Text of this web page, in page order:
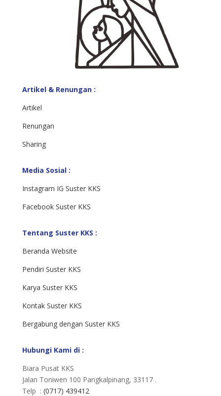
Artikel & Renungan :
Artikel
Renungan
Sharing
Media Sosial :
Instagram IG Suster KKS
Facebook Suster KKS
Tentang Suster KKS :
Beranda Website
Pendiri Suster KKS
Karya Suster KKS
Kontak Suster KKS
Bergabung dengan Suster KKS
Hubungi Kami di :
Biara Pusat KKS
Jalan Toniwen 100 Pangkalpinang, 33117 .
Telp : (0717) 439412